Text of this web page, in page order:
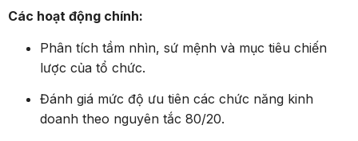
Các hoạt động chính:
Phân tích tầm nhìn, sứ mệnh và mục tiêu chiến
lược của tổ chức.
Đánh giá mức độ ưu tiên các chức năng kinh
doanh theo nguyên tắc 80/20.